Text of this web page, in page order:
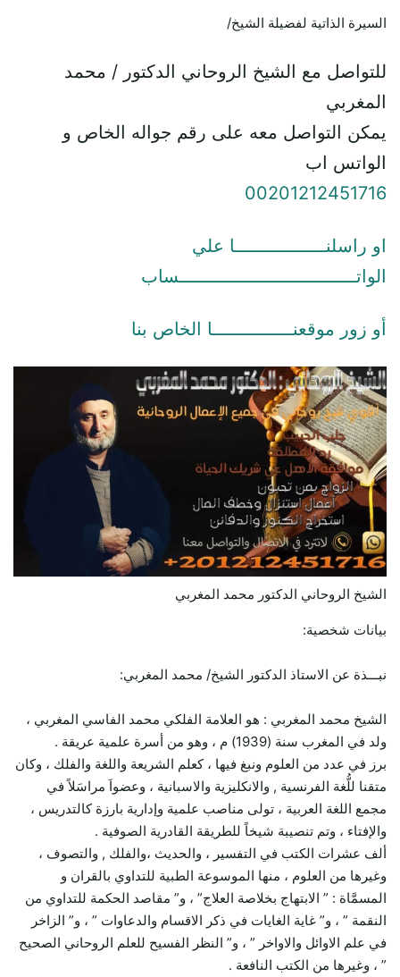
السيرة الذاتية لفضيلة الشيخ/
للتواصل مع الشيخ الروحاني الدكتور / محمد
المغربي
يمكن التواصل معه على رقم جواله الخاص و
الواتس اب
00201212451716
او راسلنـــــــــــــــــا علي
الواتـــــــــــــــــــــــــــــــــساب
أو زور موقعنـــــــــــــــا الخاص بنا
الشيخ الروحاني الدكتور محمد المغربي
بيانات شخصية:
نبـــذة عن الاستاذ الدكتور الشيخ/ محمد المغربي:
الشيخ محمد المغربي : هو العلامة الفلكي محمد الفاسي المغربي ،
ولد في المغرب سنة (1939) م ، وهو من أسرة علمية عريقة .
برز في عدد من العلوم ونبغ فيها ، كعلم الشريعة واللغة والفلك ، وكان
متقنا للُّغة الفرنسية , والانكليزية والاسبانية ، وعضواَ مراسَلاً في
مجمع اللغة العربية ، تولى مناصب علمية وإدارية بارزة كالتدريس ،
والإفتاء ، وتم تنصيبة شيخاً للطريقة القادرية الصوفية .
ألف عشرات الكتب في التفسير ، والحديث ،والفلك , والتصوف ،
وغيرها من العلوم ، منها الموسوعة الطبية للتداوي بالقران و
المسمَّاة : ” الابتهاج بخلاصة العلاج” ، و” مقاصد الحكمة للتداوي من
النقمة ” ، و” غاية الغايات في ذكر الاقسام والدعاوات ” ، و” الزاخر
في علم الاوائل والاواخر ” ، و” النظر الفسيح للعلم الروحاني الصحيح
” ، وغيرها من الكتب النافعة .